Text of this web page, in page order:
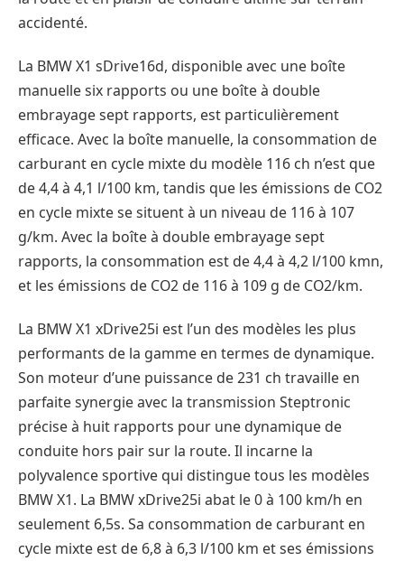
accidenté.
La BMW X1 sDrive16d, disponible avec une boîte
manuelle six rapports ou une boîte à double
embrayage sept rapports, est particulièrement
efficace. Avec la boîte manuelle, la consommation de
carburant en cycle mixte du modèle 116 ch n’est que
de 4,4 à 4,1 l/100 km, tandis que les émissions de CO2
en cycle mixte se situent à un niveau de 116 à 107
g/km. Avec la boîte à double embrayage sept
rapports, la consommation est de 4,4 à 4,2 l/100 kmn,
et les émissions de CO2 de 116 à 109 g de CO2/km.
La BMW X1 xDrive25i est l’un des modèles les plus
performants de la gamme en termes de dynamique.
Son moteur d’une puissance de 231 ch travaille en
parfaite synergie avec la transmission Steptronic
précise à huit rapports pour une dynamique de
conduite hors pair sur la route. Il incarne la
polyvalence sportive qui distingue tous les modèles
BMW X1. La BMW xDrive25i abat le 0 à 100 km/h en
seulement 6,5s. Sa consommation de carburant en
cycle mixte est de 6,8 à 6,3 l/100 km et ses émissions